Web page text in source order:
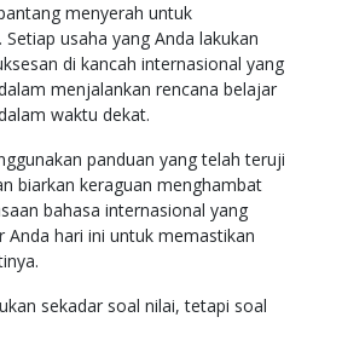
menyerah untuk
usaha yang Anda lakukan
di kancah internasional yang
menjalankan rencana belajar
waktu dekat.
panduan yang telah teruji
biarkan keraguan menghambat
bahasa internasional yang
Anda hari ini untuk memastikan
sekadar soal nilai, tetapi soal